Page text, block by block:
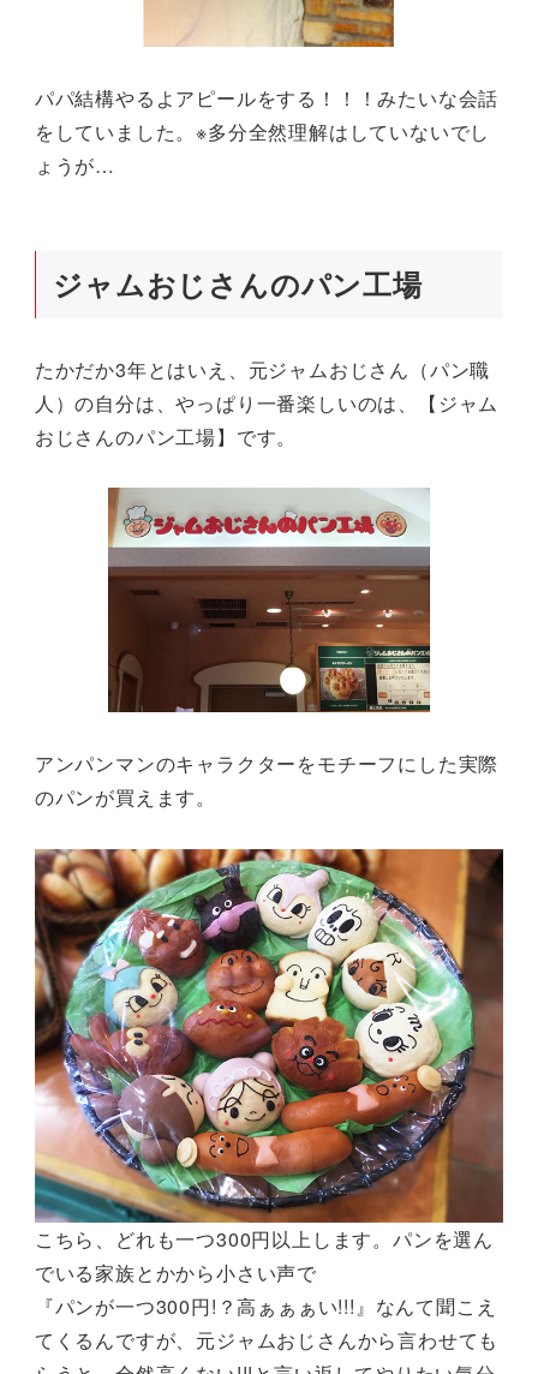
パパ結構やるよアピールをする！！！みたいな会話
をしていました。※多分全然理解はしていないでし
ょうが…
ジャムおじさんのパン工場
たかだか3年とはいえ、元ジャムおじさん（パン職
人）の自分は、やっぱり一番楽しいのは、【ジャム
おじさんのパン工場】です。
アンパンマンのキャラクターをモチーフにした実際
のパンが買えます。
こちら、どれも一つ300円以上します。パンを選ん
でいる家族とかから小さい声で
『パンが一つ300円!？高ぁぁぁい!!!』なんて聞こえ
てくるんですが、元ジャムおじさんから言わせても